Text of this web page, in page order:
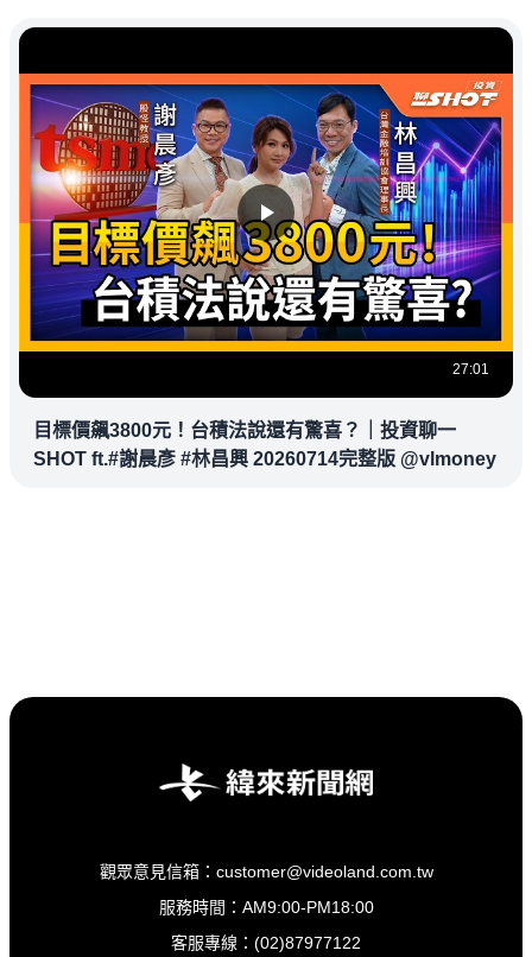
27:01
目標價飆3800元！台積法說還有驚喜？｜投資聊一
SHOT ft.#謝晨彥 #林昌興 20260714完整版 @vlmoney
觀眾意見信箱：customer@videoland.com.tw
服務時間：AM9:00-PM18:00
客服專線：(02)87977122